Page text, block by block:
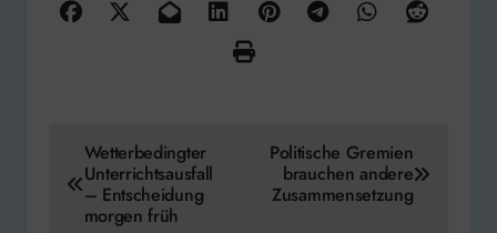
Beitragsnavigation
Wetterbedingter
Unterrichtsausfall
– Entscheidung
morgen früh
Politische Gremien
brauchen andere
Zusammensetzung